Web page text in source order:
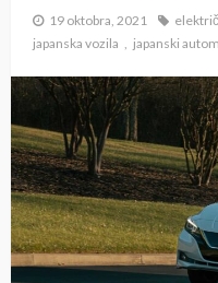
19 oktobra, 2021
japanska vozila
japanski